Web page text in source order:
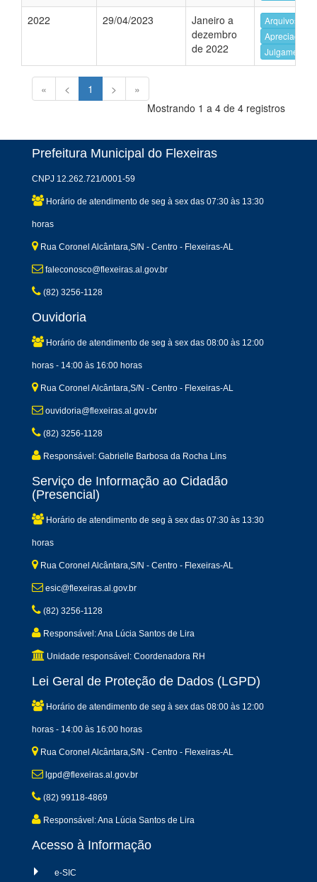
2022 29/04/2023
Janeiro a
dezembro
de 2022
Arquivos da
Apreciação
Julgamento
« < 1 >
»
Mostrando 1 a 4 de 4 registros
Prefeitura Municipal do Flexeiras
CNPJ 12.262.721/0001-59
Horário de atendimento de seg à sex das 07:30 às 13:30
horas
Rua Coronel Alcântara,S/N - Centro - Flexeiras-AL
faleconosco@flexeiras.al.gov.br
(82) 3256-1128
Ouvidoria
Horário de atendimento de seg à sex das 08:00 às 12:00
horas - 14:00 às 16:00 horas
Rua Coronel Alcântara,S/N - Centro - Flexeiras-AL
ouvidoria@flexeiras.al.gov.br
(82) 3256-1128
Responsável: Gabrielle Barbosa da Rocha Lins
Serviço de Informação ao Cidadão
(Presencial)
Horário de atendimento de seg à sex das 07:30 às 13:30
horas
Rua Coronel Alcântara,S/N - Centro - Flexeiras-AL
esic@flexeiras.al.gov.br
(82) 3256-1128
Responsável: Ana Lúcia Santos de Lira
Unidade responsável: Coordenadora RH
Lei Geral de Proteção de Dados (LGPD)
Horário de atendimento de seg à sex das 08:00 às 12:00
horas - 14:00 às 16:00 horas
Rua Coronel Alcântara,S/N - Centro - Flexeiras-AL
lgpd@flexeiras.al.gov.br
(82) 99118-4869
Responsável: Ana Lúcia Santos de Lira
Acesso à Informação
e-SIC